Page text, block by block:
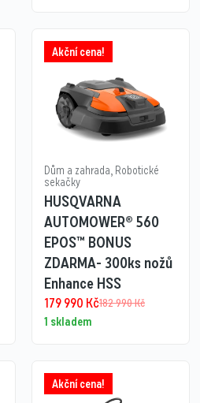
Akční cena!
Dům a zahrada, Robotické
sekačky
HUSQVARNA
AUTOMOWER® 560
EPOS™ BONUS
ZDARMA- 300ks nožů
Enhance HSS
182 990Kč
179 990 Kč
1 skladem
Akční cena!